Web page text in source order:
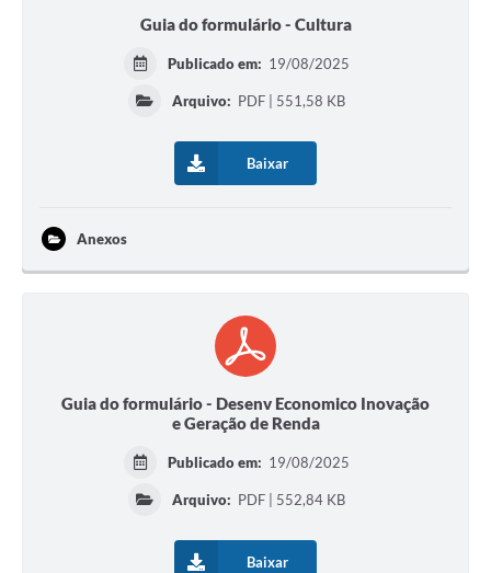
Guia do formulário - Cultura
Publicado em: 19/08/2025
Arquivo: PDF | 551,58 KB
Baixar
Anexos
Guia do formulário - Desenv Economico Inovação
e Geração de Renda
Publicado em: 19/08/2025
Arquivo: PDF | 552,84 KB
Baixar